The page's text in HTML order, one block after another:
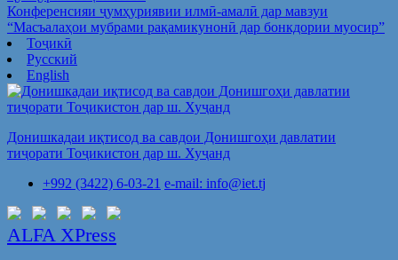
Конференсияи ҷумҳуриявии илмӣ-амалӣ дар мавзуи
“Масъалаҳои мубрами рақамикунонӣ дар бонкдории муосир”
Тоҷикӣ
Русский
English
Донишкадаи иқтисод ва савдои Донишгоҳи давлатии
тиҷорати Тоҷикистон дар ш. Хуҷанд
+992 (3422) 6-03-21 e-mail: info@iet.tj
ALFA XPress